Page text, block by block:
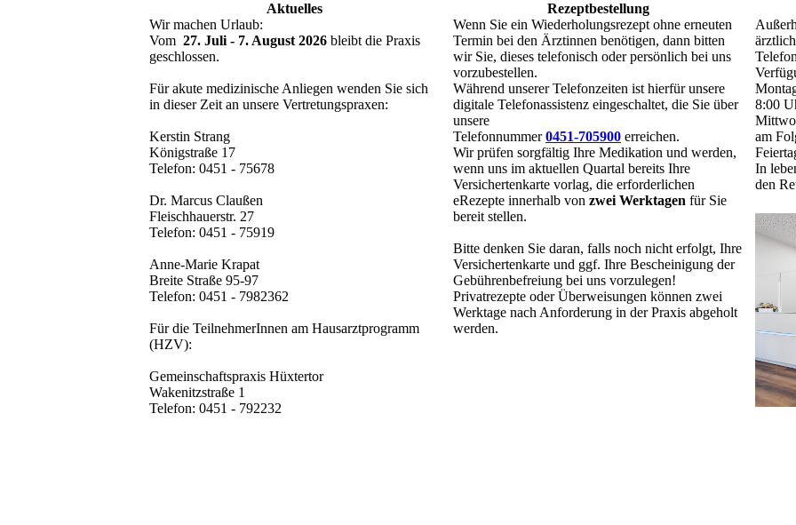
Aktuelles
Wir machen Urlaub:
Vom 27. Juli - 7. August 2026 bleibt die Praxis
geschlossen.
Für akute medizinische Anliegen wenden Sie sich
in dieser Zeit an unsere Vertretungspraxen:
Kerstin Strang
Königstraße 17
Telefon: 0451 - 75678
Dr. Marcus Claußen
Fleischhauerstr. 27
Telefon: 0451 - 75919
Anne-Marie Krapat
Breite Straße 95-97
Telefon: 0451 - 7982362
Für die TeilnehmerInnen am Hausarztprogramm
(HZV):
Gemeinschaftspraxis Hüxtertor
Wakenitzstraße 1
Telefon: 0451 - 792232
Rezeptbestellung
Wenn Sie ein Wiederholungsrezept ohne erneuten
Termin bei den Ärztinnen benötigen, dann bitten
wir Sie, dieses telefonisch oder persönlich bei uns
vorzubestellen.
Während unserer Telefonzeiten ist hierfür unsere
digitale Telefonassistenz eingeschaltet, die Sie über
unsere
Telefonnummer0451-705900 erreichen.
Wir prüfen sorgfältig Ihre Medikation und werden,
wenn uns im aktuellen Quartal bereits Ihre
Versichertenkarte vorlag, die erforderlichen
eRezepte innerhalb von zwei Werktagen für Sie
bereit stellen.
Bitte denken Sie daran, falls noch nicht erfolgt, Ihre
Versichertenkarte und ggf. Ihre Bescheinigung der
Gebührenbefreiung bei uns vorzulegen!
Privatrezepte oder Überweisungen können zwei
Werktage nach Anforderung in der Praxis abgeholt
werden.
8:00
am
In
den